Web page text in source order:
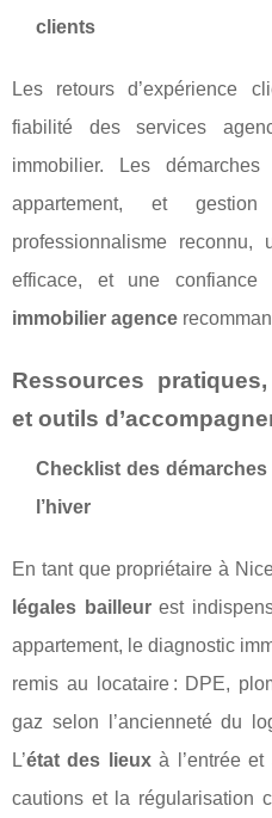
clients
Les retours d’expérience
fiabilité des services
immobilier. Les
appartement, et
professionnalisme
efficace, et une confiance
immobilier agence
Ressources
et outils
Checklist des
l’hiver
En tant que propriétaire à
légales bailleurest
appartement, le diagnostic
remis au locataire : DPE,
gaz selon l’ancienneté du
L’état des lieuxà l’entrée et
cautions et la régularisation